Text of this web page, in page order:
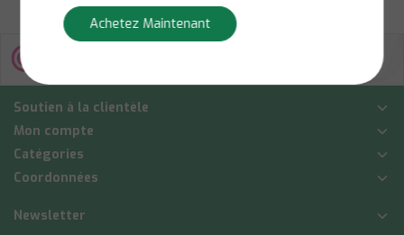
Soutien à la clientèle
Mon compte
Catégories
Coordonnées
Newsletter
Achetez Maintenant